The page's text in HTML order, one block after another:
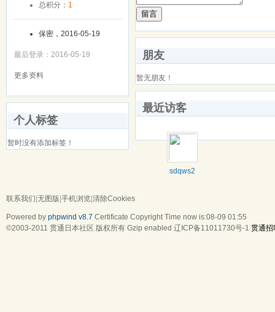
总积分： 1
保密，2016-05-19
最后登录：2016-05-19
更多资料
个人标签
暂时没有添加标签！
留言
朋友
暂无朋友！
最近访客
sdqws2
联系我们 无图版 手机浏览 清除Cookies
Powered by phpwind v8.7 Certificate Copyright Time now is:08-09 01:55
©2003-2011 贯通日本社区 版权所有 Gzip enabled 辽ICP备11011730号-1 贯通招